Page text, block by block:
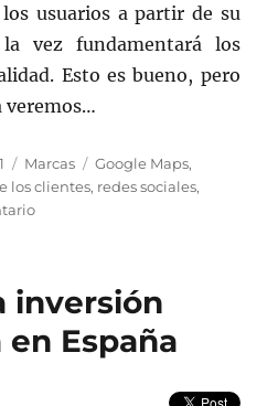
usuarios a partir de su
vez fundamentará los
Esto es bueno, pero
veremos…
Categorías
Marcas Etiquetas
Google Maps,
los clientes, redes sociales,
en
revoluciona
marketing
inversión
España